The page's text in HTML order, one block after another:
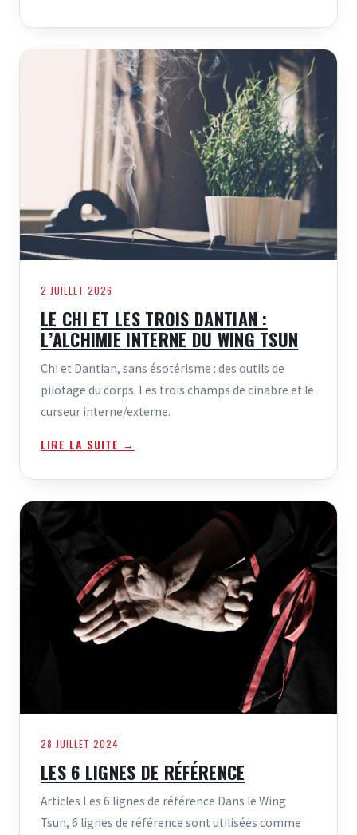
2 JUILLET 2026
LE CHI ET LES TROIS DANTIAN :
L’ALCHIMIE INTERNE DU WING TSUN
Chi et Dantian, sans ésotérisme : des outils de
pilotage du corps. Les trois champs de cinabre et le
curseur interne/externe.
LIRE LA SUITE →
28 JUILLET 2024
LES 6 LIGNES DE RÉFÉRENCE
Articles Les 6 lignes de référence Dans le Wing
Tsun, 6 lignes de référence sont utilisées comme